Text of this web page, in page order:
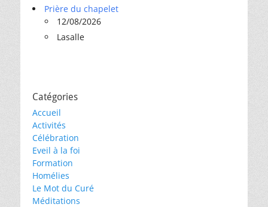
Prière du chapelet
12/08/2026
Lasalle
Catégories
Accueil
Activités
Célébration
Eveil à la foi
Formation
Homélies
Le Mot du Curé
Méditations